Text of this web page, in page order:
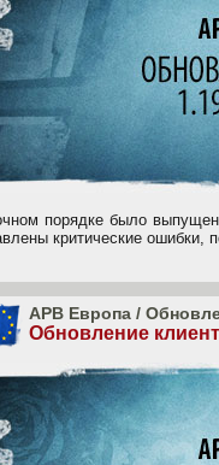
порядке было
критические ошибки,
APB Европа /
Обновление